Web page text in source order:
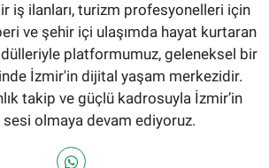
iş ilanları, turizm profesyonelleri için
ve şehir içi ulaşımda hayat kurtaran
platformumuz, geleneksel bir
İzmir'in dijital yaşam merkezidir.
takip ve güçlü kadrosuyla İzmir’in
sesi olmaya devam ediyoruz.